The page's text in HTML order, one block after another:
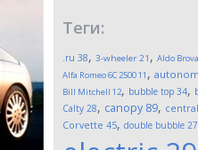
Теги:
.ru 38, 3-wheeler 21 , Aldo
Alfa Romeo 6C 250011 ,
Bill Mitchell 12, bubble top 34,
Calty 28, canopy 89,
Corvette 45, double bubble 27